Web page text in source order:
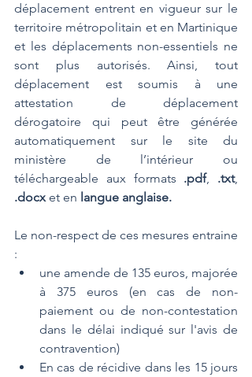
déplacement entrent en vigueur sur le
territoire métropolitain et en Martinique
et les déplacements non-essentiels ne
sont plus autorisés. Ainsi, tout
déplacement est soumis à une
attestation de déplacement
dérogatoire qui peut être générée
automatiquement sur le site du
ministère de l’intérieur ou
téléchargeable aux formats .pdf, .txt
.docx et en langue anglaise.
Le non-respect de ces mesures entraine
:
une amende de 135 euros, majorée
à 375 euros (en cas de non-
paiement ou de non-contestation
dans le délai indiqué sur l'avis de
contravention)
En cas de récidive dans les 15 jours